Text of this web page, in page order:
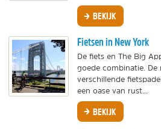
BEKIJK
Fietsen in New York
De fiets en The Big
goede combinatie.
verschillende
een oase van rust...
BEKIJK